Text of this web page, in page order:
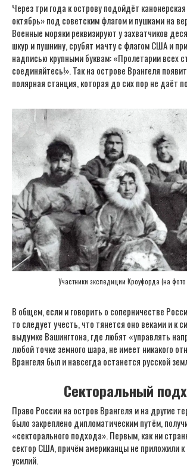
Через три года к острову подойдёт
октябрь» под советским флагом и пушками на
Военные моряки реквизируют у захватчиков
шкур и пушнину, срубят мачту с флагом США и
надписью крупными буквам: «Пролетарии всех
соединяйтесь!». Так на острове Врангеля
полярная станция, которая до сих пор не даёт
Участники экспедиции Кроуфорда (на
В общем, если и говорить о соперничестве
то следует учесть, что тянется оно веками и к
выдумке Вашингтона, где любят «управлять
любой точке земного шара, не имеет никакого
Врангеля был и навсегда останется русской
Секторальный
Право России на остров Врангеля и на другие
было закреплено дипломатическим путём,
«секторального подхода». Первым, как ни
сектор США, причём американцы не приложили к
усилий.